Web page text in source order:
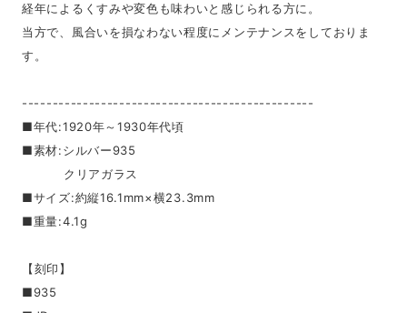
経年によるくすみや変色も味わいと感じられる方に。
当方で、風合いを損なわない程度にメンテナンスをしておりま
す。
------------------------------------------------
■年代:1920年～1930年代頃
■素材:シルバー935
クリアガラス
■サイズ:約縦16.1mm×横23.3mm
■重量:4.1g
【刻印】
■935